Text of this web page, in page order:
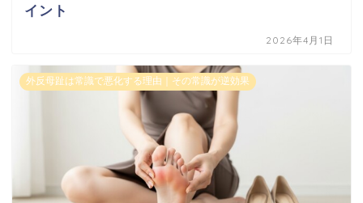
イント
2026年4月1日
外反母趾は常識で悪化する理由｜その常識が逆効果